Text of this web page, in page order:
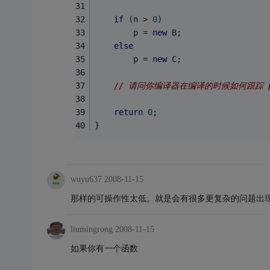
if (n > 0)
        p =
new B;
else
        p =
new C;
// 请问你编译器在编译的时候如何跟踪
return 0;
}
wuyu637 2008-11-15
那样的可操作性太低。就是会有很多更复杂的问题出
liumingrong 2008-11-15
如果你有一个函数